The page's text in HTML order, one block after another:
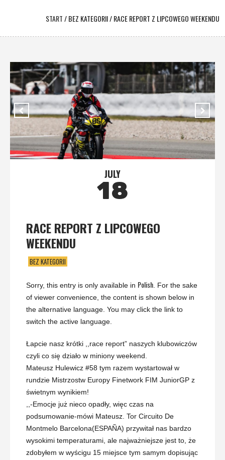
START/BEZ KATEGORII/RACE REPORT Z LIPCOWEGO WEEKENDU
JULY
18
RACE REPORT Z LIPCOWEGO
WEEKENDU
BEZ KATEGORII
Sorry, this entry is only available in Polish. For the sake
of viewer convenience, the content is shown below in
the alternative language. You may click the link to
switch the active language.
Łapcie nasz krótki ,,race report” naszych klubowiczów
czyli co się działo w miniony weekend.
Mateusz Hulewicz #58 tym razem wystartował w
rundzie Mistrzostw Europy Finetwork FIM JuniorGP z
świetnym wynikiem!
,,-Emocje już nieco opadły, więc czas na
podsumowanie-mówi Mateusz. Tor Circuito De
Montmelo Barcelona(ESPAÑA) przywitał nas bardzo
wysokimi temperaturami, ale najważniejsze jest to, że
zdobyłem w wyścigu 15 miejsce tym samym dopisując